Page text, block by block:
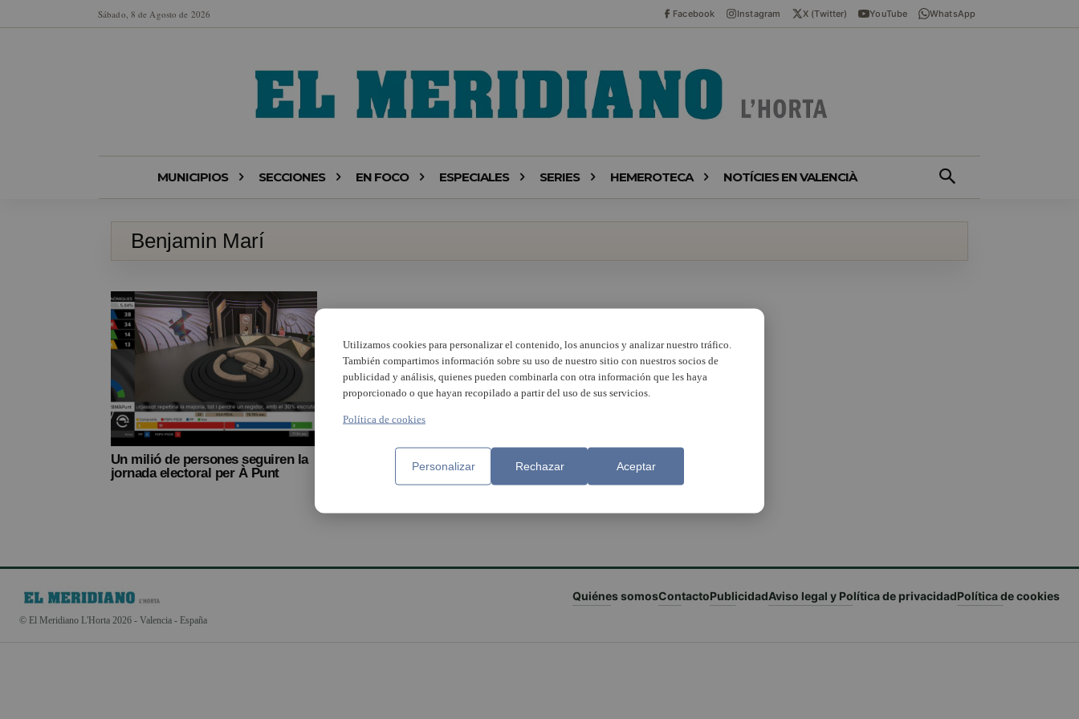
Sábado, 8 de Agosto de 2026 Facebook Instagram X (Twitter) YouTube WhatsApp
MUNICIPIOS SECCIONES EN FOCO ESPECIALES SERIES HEMEROTECA NOTÍCIES EN VALENCIÀ
Benjamin Marí
Un milió de persones seguiren la
jornada electoral per À Punt
© El Meridiano L'Horta 2026 - Valencia - España
Quiénes somosContactoPublicidadAviso legal y Política de privacidadPolítica de cookies
Utilizamos cookies para personalizar el contenido, los anuncios y analizar nuestro tráfico.
También compartimos información sobre su uso de nuestro sitio con nuestros socios de
publicidad y análisis, quienes pueden combinarla con otra información que les haya
proporcionado o que hayan recopilado a partir del uso de sus servicios.
Política de cookies
Personalizar Rechazar Aceptar